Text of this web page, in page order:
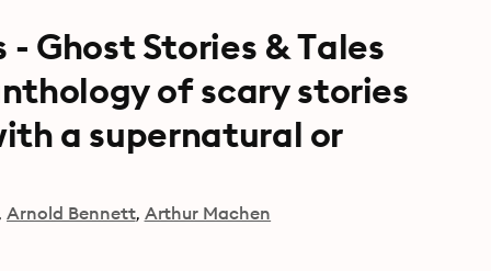
Ghost Stories & Tales
of scary stories
a supernatural or
Arnold Bennett Arthur Machen